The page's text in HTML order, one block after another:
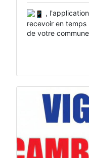
,
recevoir en temps
de votre